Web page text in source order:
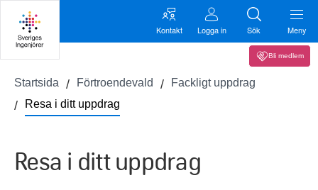
Kontakt Logga in Sök Meny
Bli medlem
Startsida Förtroendevald
Fackligt uppdrag
Resa i ditt uppdrag
Resa i ditt uppdrag